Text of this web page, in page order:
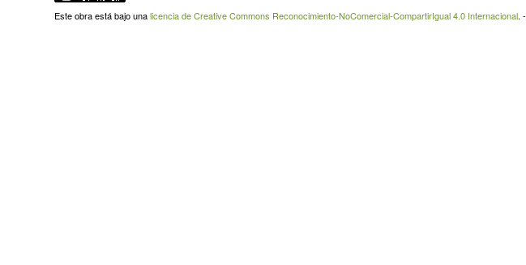
Este obra está bajo unalicencia de Creative Commons Reconocimiento-NoComercial-CompartirIgual 4.0 Internacional. -